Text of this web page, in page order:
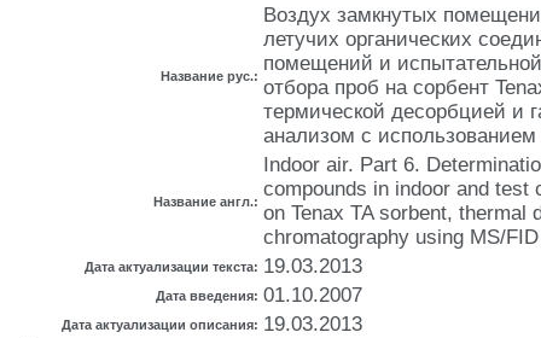
Название рус.:
Воздух замкнутых
летучих органических
помещений и
отбора проб на сорбент
термической десорбцией и
анализом с
Название англ.:
Indoor air. Part 6.
compounds in indoor and test
on Tenax TA sorbent, thermal
chromatography using MS/FID
Дата актуализации текста: 19.03.2013
Дата введения: 01.10.2007
Дата актуализации описания: 19.03.2013